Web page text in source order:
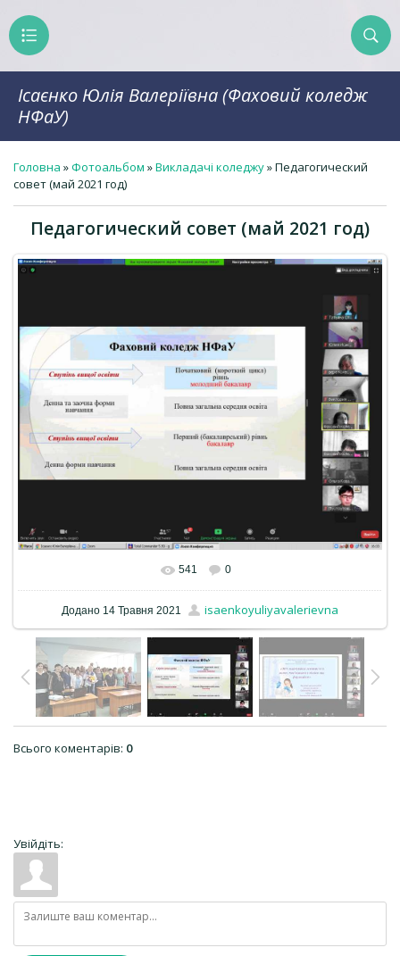
Ісаєнко Юлія Валеріївна (Фаховий коледж
НФаУ)
Головна »Фотоальбом »Викладачі коледжу» Педагогический
совет (май 2021 год)
Педагогический совет (май 2021 год)
541 0
Додано 14 Травня 2021 isaenkoyuliyavalerievna
Всього коментарів: 0
Увійдіть: